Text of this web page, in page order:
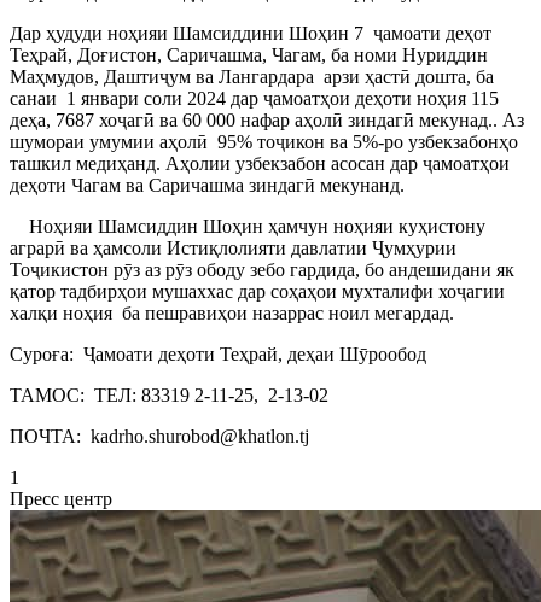
Дар ҳудуди ноҳияи Шамсиддини Шоҳин 7 ҷамоати деҳот
Теҳрай, Доғистон, Саричашма, Чагам, ба номи Нуриддин
Маҳмудов, Даштиҷум ва Лангардара арзи ҳастӣ дошта, ба
санаи 1 январи соли 2024 дар ҷамоатҳои деҳоти ноҳия 115
деҳа, 7687 хоҷагӣ ва 60 000 нафар аҳолӣ зиндагӣ мекунад.. Аз
шумораи умумии аҳолӣ 95% тоҷикон ва 5%-ро узбекзабонҳо
ташкил медиҳанд. Аҳолии узбекзабон асосан дар ҷамоатҳои
деҳоти Чагам ва Саричашма зиндагӣ мекунанд.
Ноҳияи Шамсиддин Шоҳин ҳамчун ноҳияи куҳистону
аграрӣ ва ҳамсоли Истиқлолияти давлатии Ҷумҳурии
Тоҷикистон рӯз аз рӯз ободу зебо гардида, бо андешидани як
қатор тадбирҳои мушаххас дар соҳаҳои мухталифи хоҷагии
халқи ноҳия ба пешравиҳои назаррас ноил мегардад.
Суроға: Ҷамоати деҳоти Теҳрай, деҳаи Шӯрообод
ТАМОС: ТЕЛ: 83319 2-11-25, 2-13-02
ПОЧТА: kadrho.shurobod@khatlon.tj
1
Пресс центр